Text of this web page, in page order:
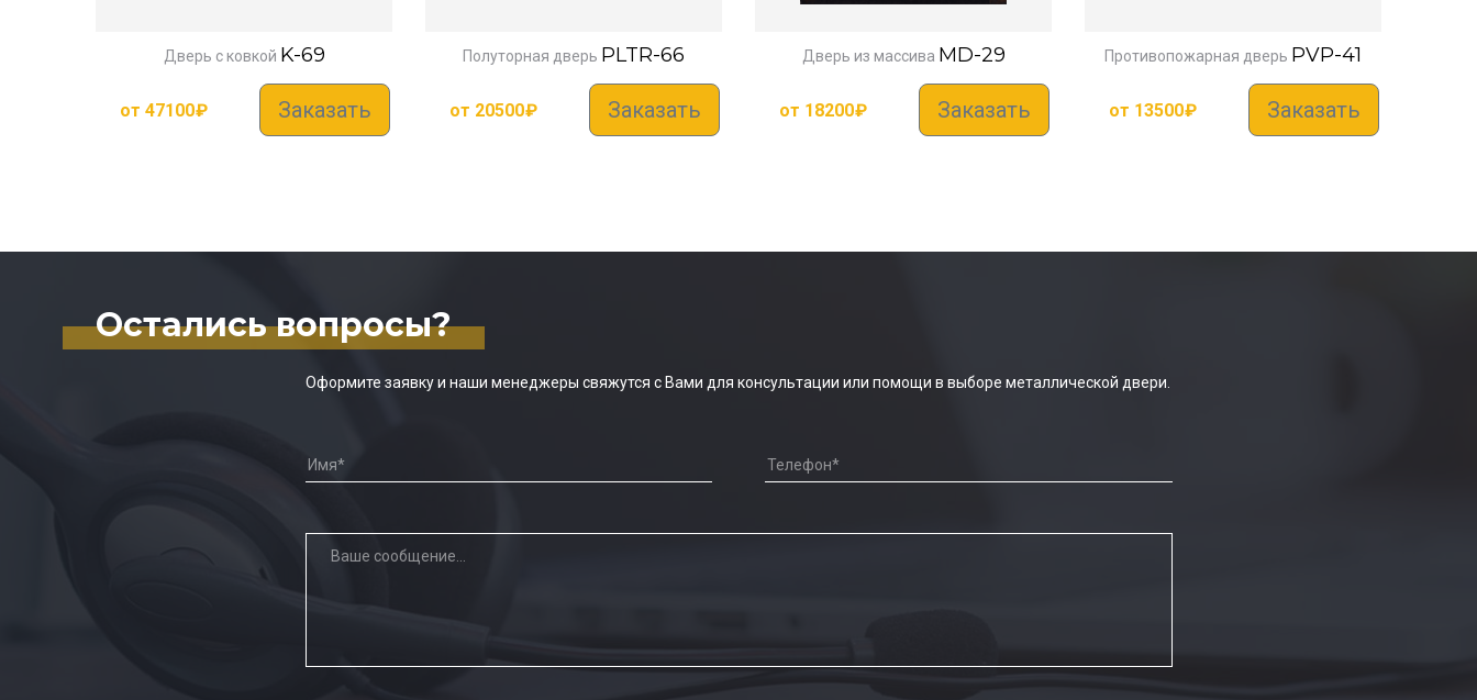
Дверь с ковкой K-69
от 47100₽ Заказать
Полуторная дверь PLTR-66
от 20500₽ Заказать
Дверь из массива MD-29
от 18200₽ Заказать
Противопожарная дверь PVP-41
от 13500₽ Заказать
Остались вопросы?
Оформите заявку и наши менеджеры свяжутся с Вами для консультации или помощи в выборе металлической двери.